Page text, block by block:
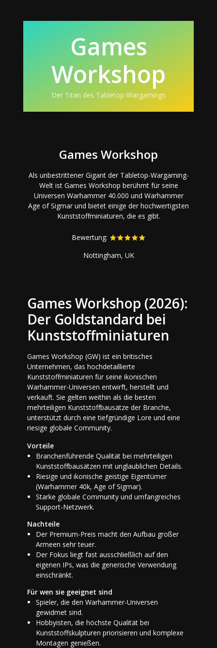
Games
Workshop
Der Titan des Tabletop-Wargamings
Games Workshop
Als unbestrittener Gigant der Tabletop-Wargaming-
Welt ist Games Workshop berühmt für seine
Universen Warhammer 40.000 und Warhammer
Age of Sigmar und bietet einige der hochwertigsten
Kunststoffminiaturen, die es gibt.
Bewertung:
Nottingham, UK
Games Workshop (2026):
Der Goldstandard bei
Kunststoffminiaturen
Games Workshop (GW) ist ein britisches
Unternehmen, das hochdetaillierte
Kunststoffminiaturen für seine ikonischen
Warhammer-Universen entwirft, herstellt und
verkauft. Sie gelten weithin als die besten
mehrteiligen Kunststoffbausätze der Branche,
unterstützt durch eine tiefgründige Lore und eine
riesige globale Community.
Vorteile
Branchenführende Qualität bei mehrteiligen
Kunststoffbausätzen mit unglaublichen Details.
Riesige und ikonische geistige Eigentümer
(Warhammer 40k, Age of Sigmar).
Starke globale Community und umfangreiches
Support-Netzwerk.
Nachteile
Der Premium-Preis macht den Aufbau großer
Armeen sehr teuer.
Der Fokus liegt fast ausschließlich auf den
eigenen IPs, was die generische Verwendung
einschränkt.
Für wen sie geeignet sind
Spieler, die den Warhammer-Universen
gewidmet sind.
Hobbyisten, die höchste Qualität bei
Kunststoffskulpturen priorisieren und komplexe
Montagen genießen.